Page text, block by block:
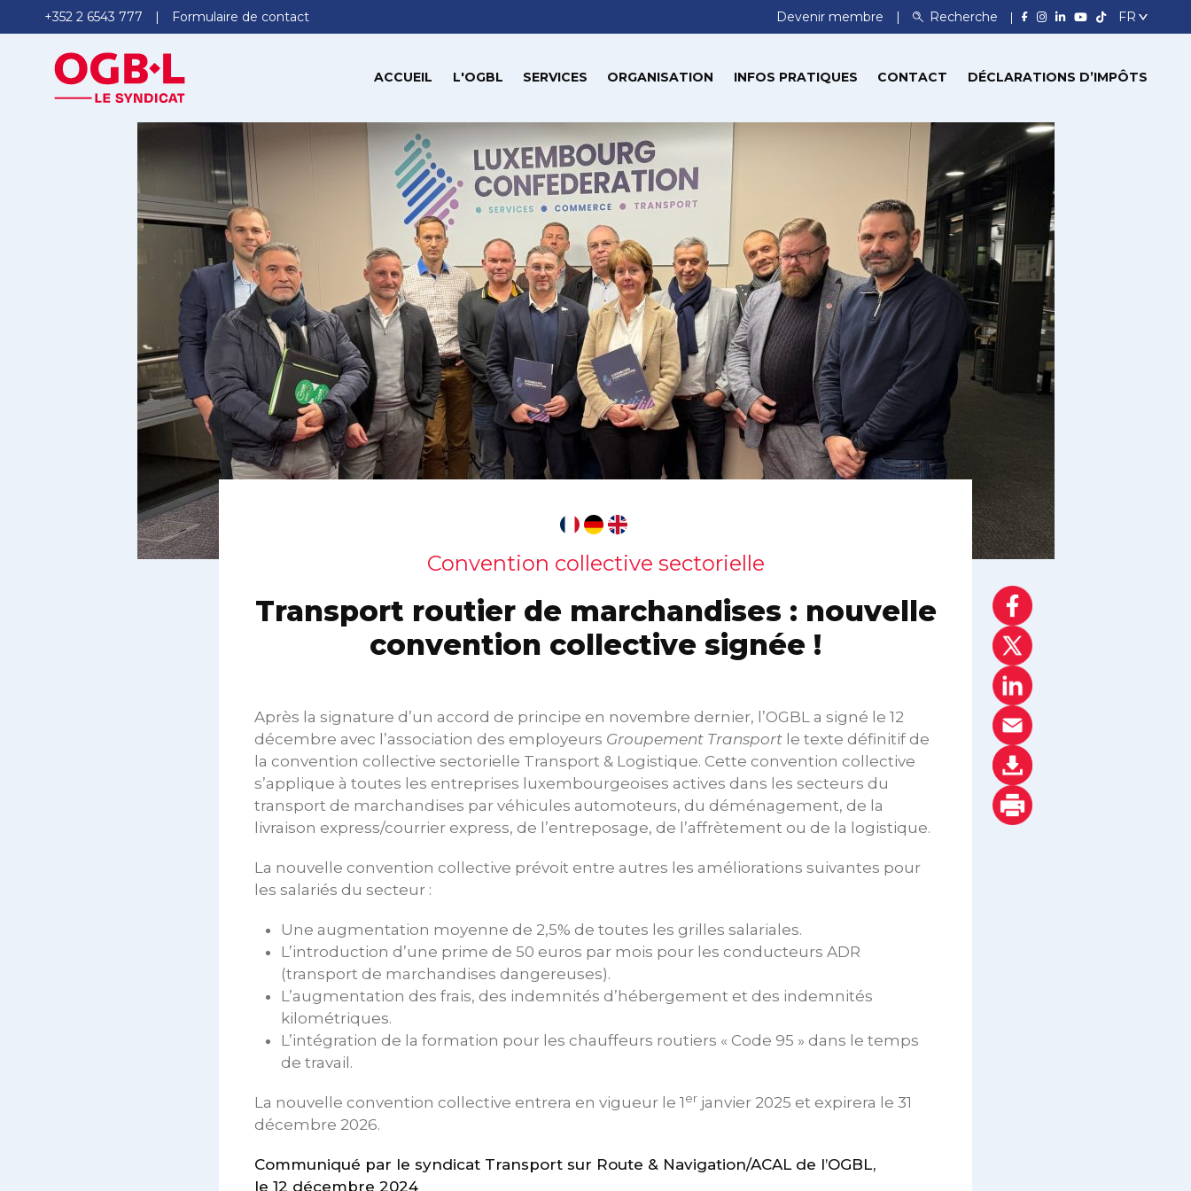
+352 2 6543 777 Formulaire de contact Devenir membre Recherche
ACCUEIL L'OGBL SERVICES ORGANISATION INFOS PRATIQUES CONTACT DÉCLARATIONS D’IMPÔTS
Convention collective sectorielle
Transport routier de marchandises : nouvelle
convention collective signée !
Après la signature d’un accord de principe en novembre dernier, l’OGBL a signé le 12
décembre avec l’association des employeurs Groupement Transport le texte définitif de
la convention collective sectorielle Transport & Logistique. Cette convention collective
s’applique à toutes les entreprises luxembourgeoises actives dans les secteurs du
transport de marchandises par véhicules automoteurs, du déménagement, de la
livraison express/courrier express, de l’entreposage, de l’affrètement ou de la logistique.
La nouvelle convention collective prévoit entre autres les améliorations suivantes pour
les salariés du secteur :
Une augmentation moyenne de 2,5% de toutes les grilles salariales.
L’introduction d’une prime de 50 euros par mois pour les conducteurs ADR
(transport de marchandises dangereuses).
L’augmentation des frais, des indemnités d’hébergement et des indemnités
kilométriques.
L’intégration de la formation pour les chauffeurs routiers « Code 95 » dans le temps
de travail.
La nouvelle convention collective entrera en vigueur le 1 er janvier 2025 et expirera le 31
décembre 2026.
Communiqué par le syndicat Transport sur Route & Navigation/ACAL de l’OGBL,
le 12 décembre 2024